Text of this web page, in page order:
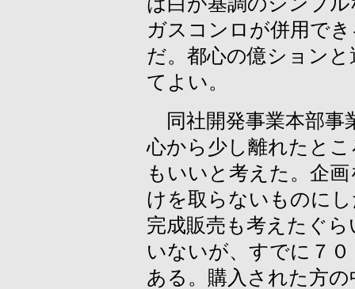
ガスコンロが併用で
だ。都心の億ション
てよい。
同社開発事業本部事
心から少し離れたと
もいいと考えた。企
けを取らないものに
完成販売も考えたぐ
いないが、すでに７
ある。購入された方